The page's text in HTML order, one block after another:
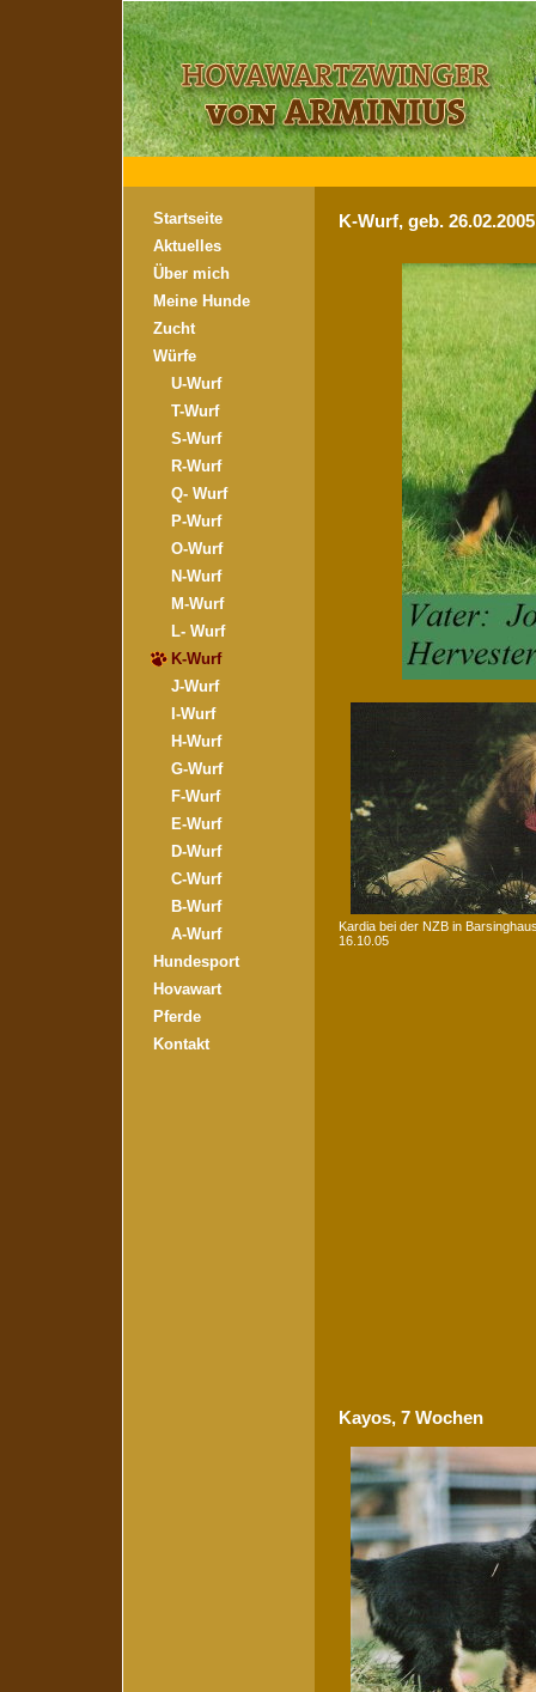
Startseite
Aktuelles
Über mich
Meine Hunde
Zucht
Würfe
U-Wurf
T-Wurf
S-Wurf
R-Wurf
Q- Wurf
P-Wurf
O-Wurf
N-Wurf
M-Wurf
L- Wurf
K-Wurf
J-Wurf
I-Wurf
H-Wurf
G-Wurf
F-Wurf
E-Wurf
D-Wurf
C-Wurf
B-Wurf
A-Wurf
Hundesport
Hovawart
Pferde
Kontakt
K-Wurf, geb.
Kardia bei der NZB in
16.10.05
Kayos, 7 Wochen